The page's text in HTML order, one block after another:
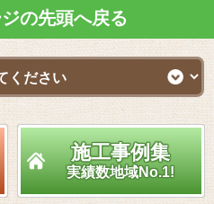
の先頭へ戻る
施工事例集
実績数地域No.1!